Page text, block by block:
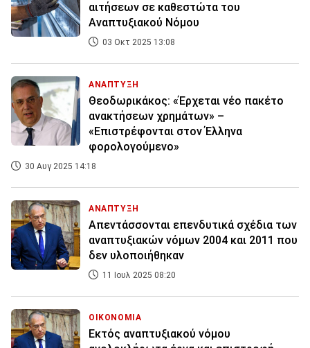
αιτήσεων σε καθεστώτα του
Αναπτυξιακού Νόμου
03 Οκτ 2025 13:08
ΑΝΑΠΤΥΞΗ
Θεοδωρικάκος: «Έρχεται νέο πακέτο
ανακτήσεων χρημάτων» –
«Επιστρέφονται στον Έλληνα
φορολογούμενο»
30 Αυγ 2025 14:18
ΑΝΑΠΤΥΞΗ
Απεντάσσονται επενδυτικά σχέδια των
αναπτυξιακών νόμων 2004 και 2011 που
δεν υλοποιήθηκαν
11 Ιουλ 2025 08:20
ΟΙΚΟΝΟΜΙΑ
Εκτός αναπτυξιακού νόμου